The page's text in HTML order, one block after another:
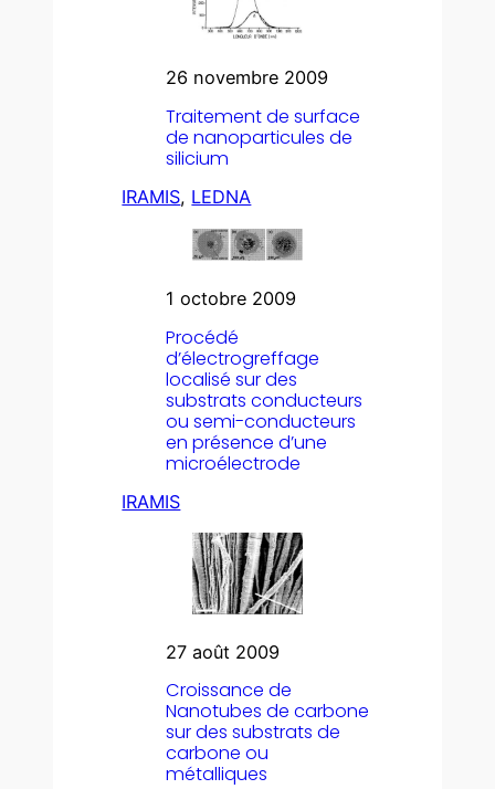
26 novembre 2009
Traitement de surface
de nanoparticules de
silicium
IRAMIS, LEDNA
1 octobre 2009
Procédé
d’électrogreffage
localisé sur des
substrats conducteurs
ou semi-conducteurs
en présence d’une
microélectrode
IRAMIS
27 août 2009
Croissance de
Nanotubes de carbone
sur des substrats de
carbone ou
métalliques